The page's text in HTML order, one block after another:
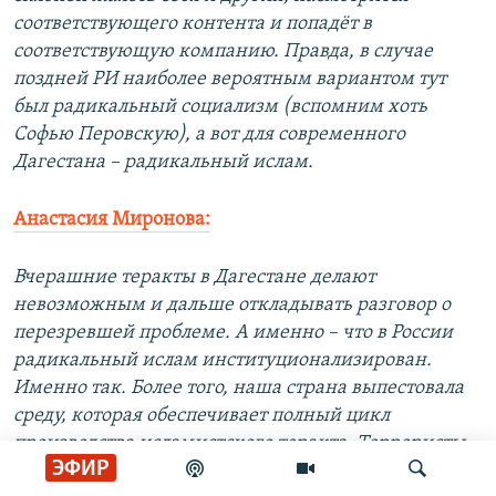
ЭФИР
соответствующего контента и попадёт в
соответствующую компанию. Правда, в случае
поздней РИ наиболее вероятным вариантом тут
был радикальный социализм (вспомним хоть
Софью Перовскую), а вот для современного
Дагестана – радикальный ислам.
Анастасия Миронова:
Вчерашние теракты в Дагестане делают
невозможным и дальше откладывать разговор о
перезревшей проблеме. А именно – что в России
радикальный ислам институционализирован.
Именно так. Более того, наша страна выпестовала
среду, которая обеспечивает полный цикл
производства исламистского теракта. Террористы,
оказавшиеся родней чиновников, имевшие связь с